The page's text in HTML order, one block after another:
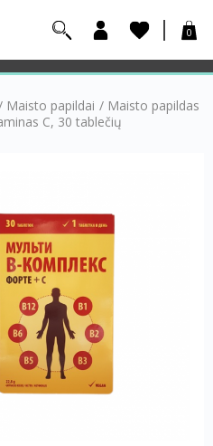
0
Maisto papildai / Maisto papildas
C, 30 tablečių